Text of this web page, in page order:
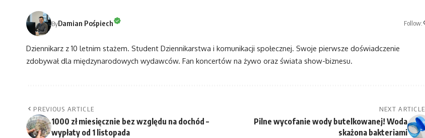
ByDamian Pośpiech Follow:
Dziennikarz z 10 letnim stażem. Student Dziennikarstwa i komunikacji społecznej. Swoje pierwsze doświadczenie
zdobywał dla międzynarodowych wydawców. Fan koncertów na żywo oraz świata show-biznesu.
PREVIOUS ARTICLE
1000 zł miesięcznie bez względu na dochód –
wypłaty od 1 listopada
NEXT ARTICLE
Pilne wycofanie wody butelkowanej! Woda
skażona bakteriami